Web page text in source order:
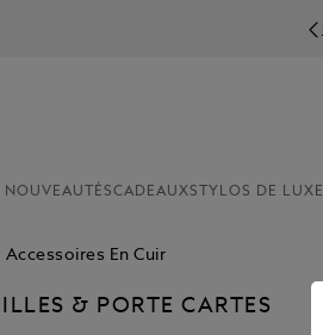
NOUVEAUTÉSCADEAUXSTYLOS DE LUXE
Accessoires En Cuir
& PORTE CARTES